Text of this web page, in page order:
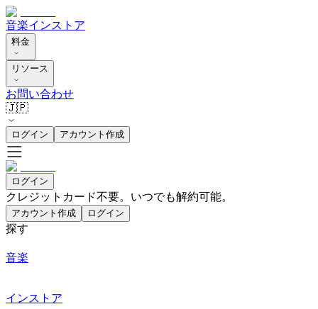
音楽インストア
料金
リソース
お問い合わせ
🇯🇵
ログイン アカウント作成
ログイン
クレジットカード不要。いつでも解約可能。
アカウント作成 ログイン
探す
音楽
インストア